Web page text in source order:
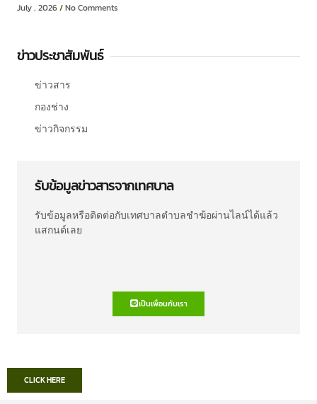
July , 2026 No Comments
ข่าวประชาสัมพันธ์
ข่าวสาร
กองช่าง
ข่าวกิจกรรม
รับข้อมูลข่าวสารจากเทศบาล
รับข้อมูลหรือติดต่อกับเทศบาลตำบลชำฆ้อผ่านไลน์ได้แล้ว
แสกนด์เลย
เป็นเพื่อนกับเรา
CLICK HERE